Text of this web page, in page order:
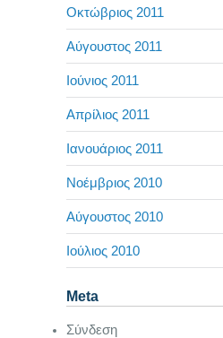
Οκτώβριος 2011
Αύγουστος 2011
Ιούνιος 2011
Απρίλιος 2011
Ιανουάριος 2011
Νοέμβριος 2010
Αύγουστος 2010
Ιούλιος 2010
Meta
Σύνδεση